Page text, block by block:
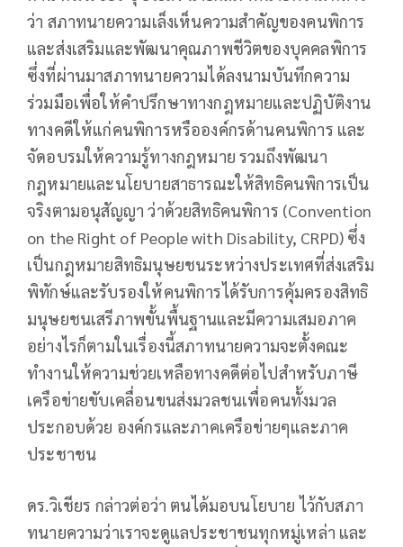
ว่า สภาทนายความเล็งเห็นความสำคัญของคนพิการ
และส่งเสริมและพัฒนาคุณภาพชีวิตของบุคคลพิการ
ซึ่งที่ผ่านมาสภาทนายความได้ลงนามบันทึกความ
ร่วมมือเพื่อให้คำปรึกษาทางกฎหมายและปฏิบัติงาน
ทางคดีให้แก่คนพิการหรือองค์กรด้านคนพิการ และ
จัดอบรมให้ความรู้ทางกฎหมาย รวมถึงพัฒนา
กฎหมายและนโยบายสาธารณะให้สิทธิคนพิการเป็น
จริงตามอนุสัญญา ว่าด้วยสิทธิคนพิการ (Convention
on the Right of People with Disability, CRPD) ซึ่ง
เป็นกฎหมายสิทธิมนุษยชนระหว่างประเทศที่ส่งเสริม
พิทักษ์และรับรองให้คนพิการได้รับการคุ้มครองสิทธิ
มนุษยชนเสรีภาพขั้นพื้นฐานและมีความเสมอภาค
อย่างไรก็ตามในเรื่องนี้สภาทนายความจะตั้งคณะ
ทำงานให้ความช่วยเหลือทางคดีต่อไปสำหรับภาษี
เครือข่ายขับเคลื่อนขนส่งมวลชนเพื่อคนทั้งมวล
ประกอบด้วย องค์กรและภาคเครือข่ายๆและภาค
ประชาชน
ดร.วิเชียร กล่าวต่อว่า ตนได้มอบนโยบาย ไว้กับสภา
ทนายความว่าเราจะดูแลประชาชนทุกหมู่เหล่า และ